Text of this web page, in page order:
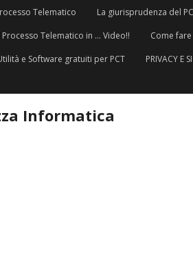
Telematico
La giurisprudenza del
Processo Telematico in … Video!!
Come
e Software gratuiti per PCT
PRIVACY E
Informatica